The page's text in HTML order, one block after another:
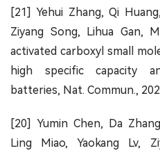
[21] Yehui Zhang, Qi
Ziyang Song, Lihua Gan,
activated carboxyl small
high specific capacity
batteries, Nat. Commun.,
[20] Yumin Chen, Da
Ling Miao, Yaokang Lv,